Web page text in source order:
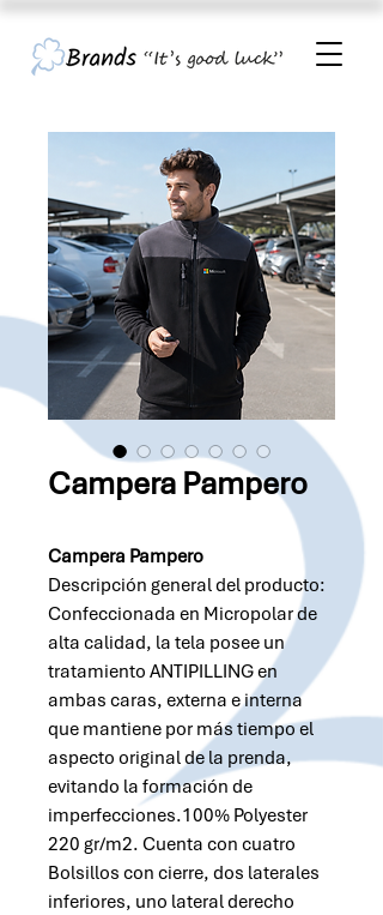
Campera Pampero
Campera Pampero
Descripción general del producto:
Confeccionada en Micropolar de
alta calidad, la tela posee un
tratamiento ANTIPILLING en
ambas caras, externa e interna
que mantiene por más tiempo el
aspecto original de la prenda,
evitando la formación de
imperfecciones.100% Polyester
220 gr/m2. Cuenta con cuatro
Bolsillos con cierre, dos laterales
inferiores, uno lateral derecho